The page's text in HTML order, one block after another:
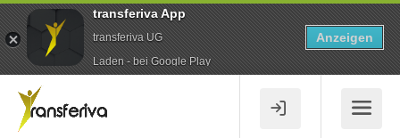
transferiva App
transferiva UG
Laden - bei Google Play
Anzeigen